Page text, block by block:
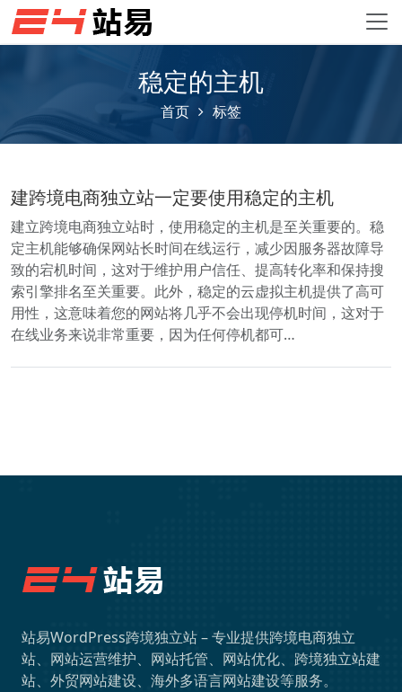
稳定的主机
首页 标签
建跨境电商独立站一定要使用稳定的主机
建立跨境电商独立站时，使用稳定的主机是至关重要的。稳
定主机能够确保网站长时间在线运行，减少因服务器故障导
致的宕机时间，这对于维护用户信任、提高转化率和保持搜
索引擎排名至关重要。此外，稳定的云虚拟主机提供了高可
用性，这意味着您的网站将几乎不会出现停机时间，这对于
在线业务来说非常重要，因为任何停机都可…
站易WordPress跨境独立站 – 专业提供跨境电商独立
站、网站运营维护、网站托管、网站优化、跨境独立站建
站、外贸网站建设、海外多语言网站建设等服务。